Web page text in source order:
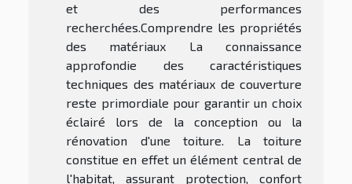
et des performances
recherchées.Comprendre les propriétés
des matériaux La connaissance
approfondie des caractéristiques
techniques des matériaux de couverture
reste primordiale pour garantir un choix
éclairé lors de la conception ou la
rénovation d'une toiture. La toiture
constitue en effet un élément central de
l'habitat, assurant protection, confort